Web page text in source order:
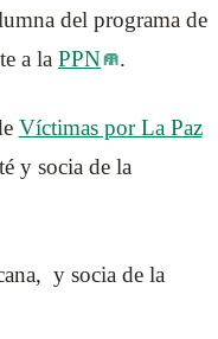
del programa de
a la PPN .
Víctimas por La Paz
y socia de la
y socia de la